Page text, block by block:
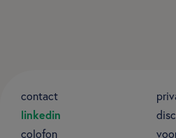
contact
linkedin
colofon